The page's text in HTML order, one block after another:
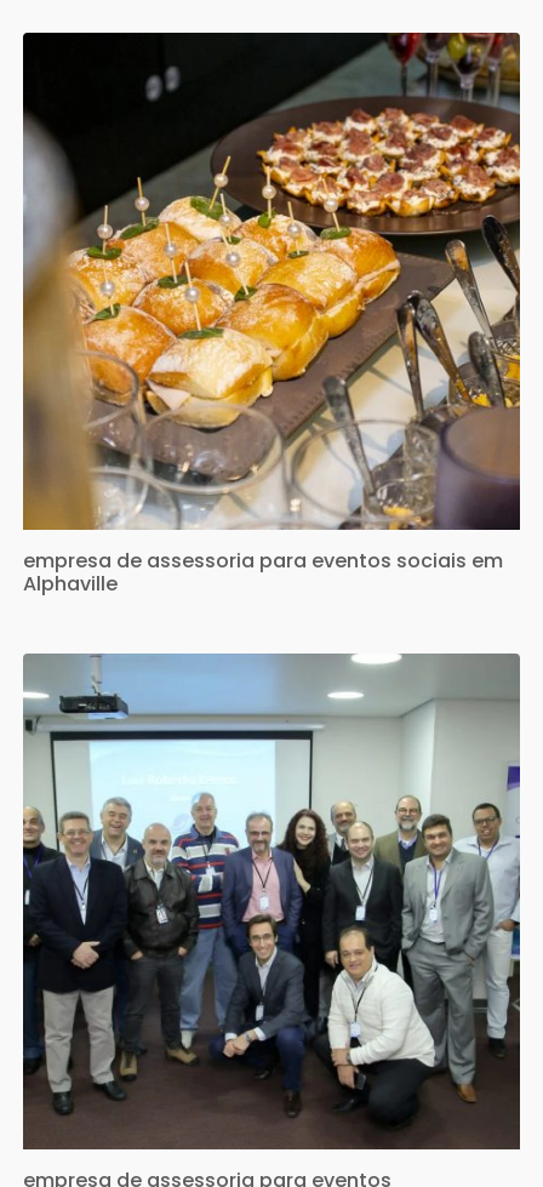
empresa de assessoria para eventos sociais em
Alphaville
empresa de assessoria para eventos